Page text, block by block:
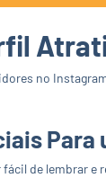
no
Para
fácil de lembrar e